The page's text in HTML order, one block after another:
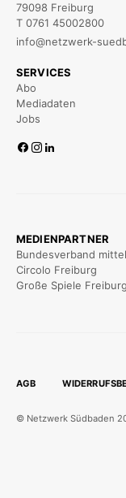
79098 Freiburg
T 0761 45002800
info@netzwerk-
SERVICES
Abo
Mediadaten
Jobs
MEDIENPARTNER
Bundesverband
Circolo Freiburg
Große Spiele Freiburg
AGB
© Netzwerk Südbaden